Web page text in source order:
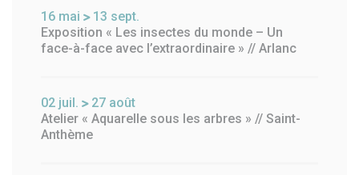
16 mai 13 sept.
Exposition « Les insectes du monde – Un
face-à-face avec l’extraordinaire » // Arlanc
02 juil. 27 août
Atelier « Aquarelle sous les arbres » // Saint-
Anthème